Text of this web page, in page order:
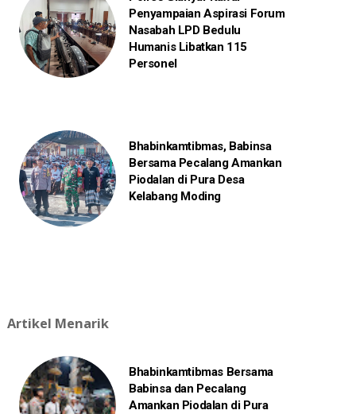
Penyampaian Aspirasi Forum
Nasabah LPD Bedulu
Humanis Libatkan 115
Personel
Bhabinkamtibmas, Babinsa
Bersama Pecalang Amankan
Piodalan di Pura Desa
Kelabang Moding
Artikel Menarik
Bhabinkamtibmas Bersama
Babinsa dan Pecalang
Amankan Piodalan di Pura